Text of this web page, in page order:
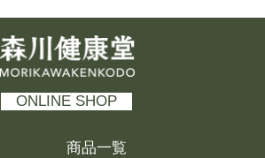
森川健康堂 MORIKAWAKENKODO
ONLINE SHOP
商品一覧